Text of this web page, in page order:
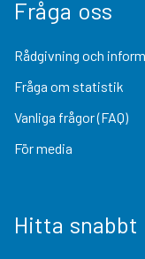
Fråga oss
Rådgivning och
Fråga om statistik
Vanliga frågor (FAQ)
För media
Hitta snabbt